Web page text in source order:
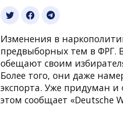
Изменения в
предвыборных тем в ФРГ.
обещают своим
Более того, они даже
экспорта. Уже придуман
этом сообщает «Deutsche